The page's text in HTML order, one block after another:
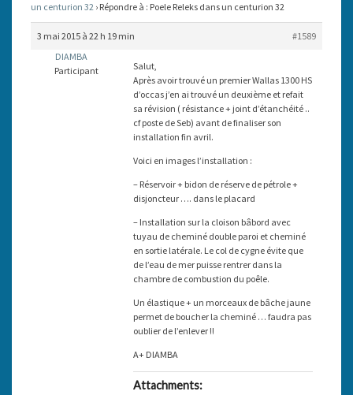
un centurion 32 › Répondre à : Poele Releks dans un centurion 32
3 mai 2015 à 22 h 19 min
#1589
DIAMBA
Participant
Salut,
Après avoir trouvé un premier Wallas 1300 HS
d’occas j’en ai trouvé un deuxième et refait
sa révision ( résistance + joint d’étanchéité ..
cf poste de Seb) avant de finaliser son
installation fin avril.
Voici en images l’installation :
– Réservoir + bidon de réserve de pétrole +
disjoncteur …. dans le placard
– Installation sur la cloison bâbord avec
tuyau de cheminé double paroi et cheminé
en sortie latérale. Le col de cygne évite que
de l’eau de mer puisse rentrer dans la
chambre de combustion du poêle.
Un élastique + un morceaux de bâche jaune
permet de boucher la cheminé … faudra pas
oublier de l’enlever !!
A+ DIAMBA
Attachments: